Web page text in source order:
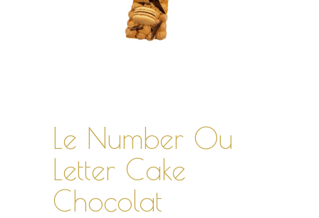
Le Number Ou
Letter Cake
Chocolat